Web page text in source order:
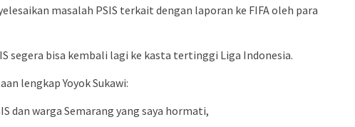
masalah PSIS terkait dengan laporan ke FIFA oleh para
segera bisa kembali lagi ke kasta tertinggi Liga Indonesia.
lengkap Yoyok Sukawi:
dan warga Semarang yang saya hormati,